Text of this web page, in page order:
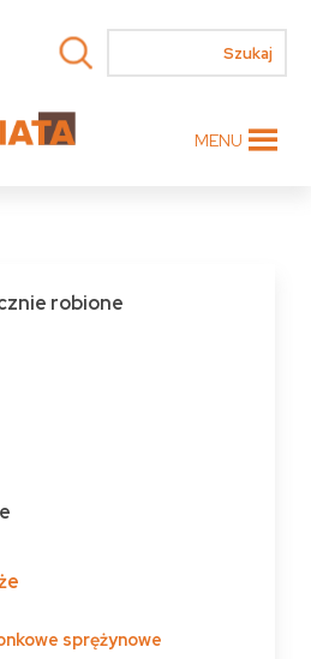
MENU
robione
sprężynowe